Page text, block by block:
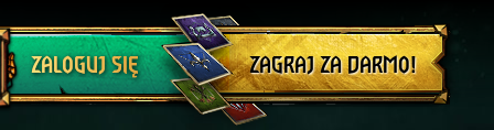
ZALOGUJ SIĘ
Wyloguj się
ZAGRAJ ZA DARMO!